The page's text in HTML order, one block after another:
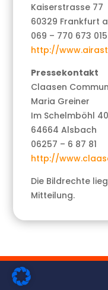
Kaiserstrasse 77
60329 Frankfurt
069 – 770 673 015
http://
Pressekontakt
Claasen
Maria Greiner
Im Schelmböhl 40
64664 Alsbach
06257 – 6 87 81
http://
Die Bildrechte
Mitteilung.